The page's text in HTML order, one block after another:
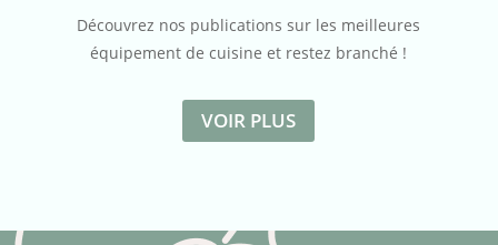
Découvrez nos publications sur les meilleures
équipement de cuisine et restez branché !
VOIR PLUS